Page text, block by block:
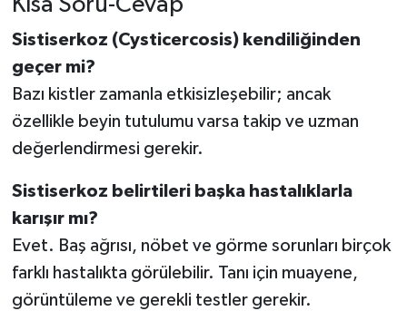
Sistiserkoz (Cysticercosis) kendiliğinden
geçer mi?
Bazı kistler zamanla etkisizleşebilir; ancak
özellikle beyin tutulumu varsa takip ve uzman
değerlendirmesi gerekir.
Sistiserkoz belirtileri başka hastalıklarla
karışır mı?
Evet. Baş ağrısı, nöbet ve görme sorunları birçok
farklı hastalıkta görülebilir. Tanı için muayene,
görüntüleme ve gerekli testler gerekir.